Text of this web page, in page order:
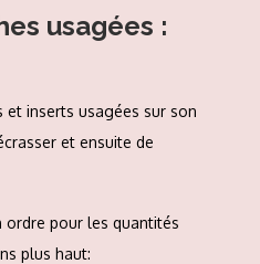
usagées :
et inserts usagées sur son
et ensuite de
ordre pour les quantités
plus haut: